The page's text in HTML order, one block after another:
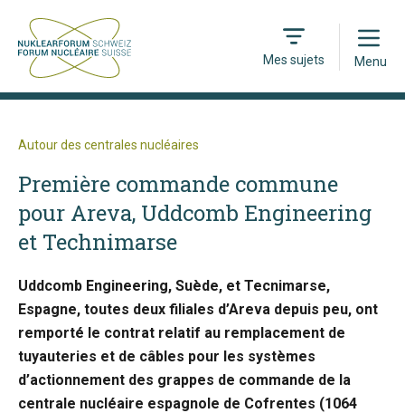
Mes sujets
Open
Menu
Autour des centrales nucléaires
Première commande commune
pour Areva, Uddcomb Engineering
et Technimarse
Uddcomb Engineering, Suède, et Tecnimarse,
Espagne, toutes deux filiales d’Areva depuis peu, ont
remporté le contrat relatif au remplacement de
tuyauteries et de câbles pour les systèmes
d’actionnement des grappes de commande de la
centrale nucléaire espagnole de Cofrentes (1064